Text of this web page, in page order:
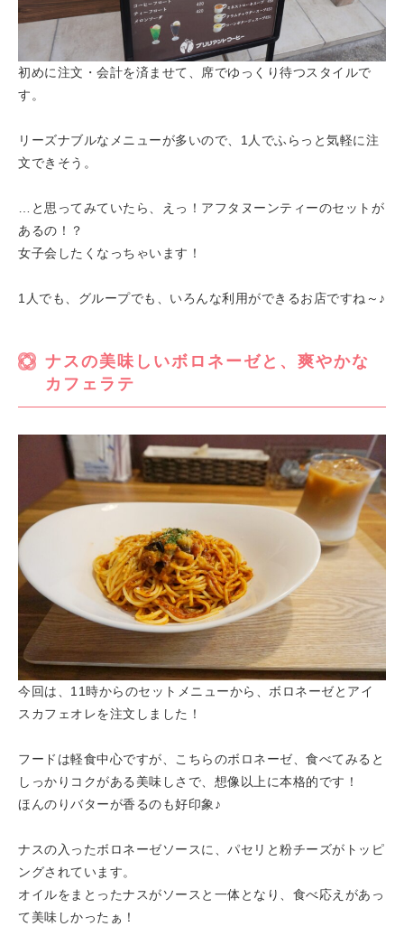
初めに注文・会計を済ませて、席でゆっくり待つスタイルで
す。
リーズナブルなメニューが多いので、1人でふらっと気軽に注
文できそう。
…と思ってみていたら、えっ！アフタヌーンティーのセットが
あるの！？
女子会したくなっちゃいます！
1人でも、グループでも、いろんな利用ができるお店ですね～♪
ナスの美味しいボロネーゼと、爽やかな
カフェラテ
今回は、11時からのセットメニューから、ボロネーゼとアイ
スカフェオレを注文しました！
フードは軽食中心ですが、こちらのボロネーゼ、食べてみると
しっかりコクがある美味しさで、想像以上に本格的です！
ほんのりバターが香るのも好印象♪
ナスの入ったボロネーゼソースに、パセリと粉チーズがトッピ
ングされています。
オイルをまとったナスがソースと一体となり、食べ応えがあっ
て美味しかったぁ！